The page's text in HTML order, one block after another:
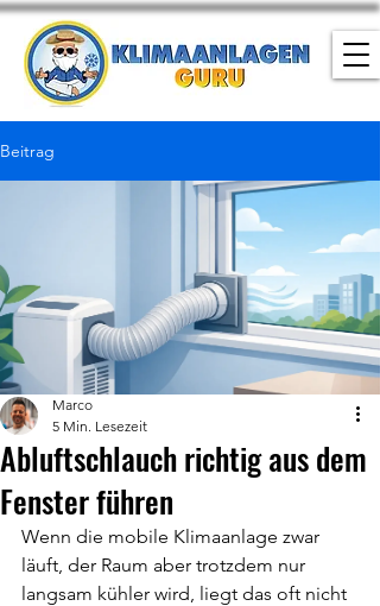
Beitrag
Abluftschlauch richtig aus dem
Fenster führen
Marco
5 Min. Lesezeit
Wenn die mobile Klimaanlage zwar
läuft, der Raum aber trotzdem nur
langsam kühler wird, liegt das oft nicht